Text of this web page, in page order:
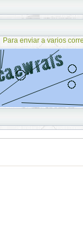
Para enviar a varios